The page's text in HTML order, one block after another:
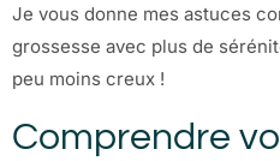
Je vous donne mes astuces
grossesse avec plus de
peu moins creux !
Comprendre